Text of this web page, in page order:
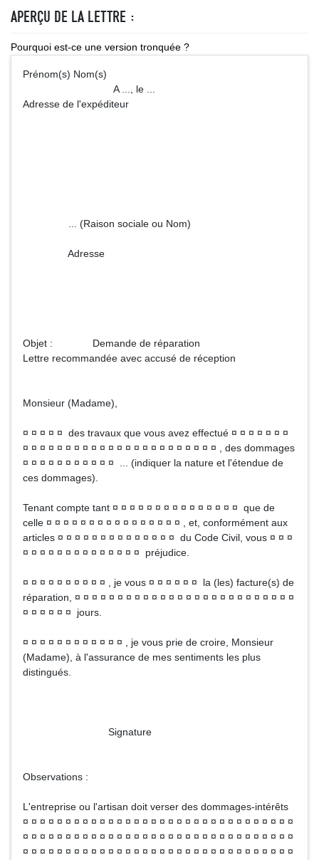
APERÇU DE LA LETTRE :
Pourquoi est-ce une version tronquée ?
Prénom(s) Nom(s)
A ..., le ...
Adresse de l'expéditeur
... (Raison sociale ou Nom)
Adresse
Objet : Demande de réparation
Lettre recommandée avec accusé de réception
Monsieur (Madame),
¤ ¤ ¤ ¤ ¤ des travaux que vous avez effectué ¤ ¤ ¤ ¤ ¤ ¤ ¤
¤ ¤ ¤ ¤ ¤ ¤ ¤ ¤ ¤ ¤ ¤ ¤ ¤ ¤ ¤ ¤ ¤ ¤ ¤ ¤ ¤ ¤ ¤ , des dommages
¤ ¤ ¤ ¤ ¤ ¤ ¤ ¤ ¤ ¤ ¤ ... (indiquer la nature et l'étendue de
ces dommages).
Tenant compte tant ¤ ¤ ¤ ¤ ¤ ¤ ¤ ¤ ¤ ¤ ¤ ¤ ¤ ¤ ¤ que de
celle ¤ ¤ ¤ ¤ ¤ ¤ ¤ ¤ ¤ ¤ ¤ ¤ ¤ ¤ ¤ ¤ , et, conformément aux
articles ¤ ¤ ¤ ¤ ¤ ¤ ¤ ¤ ¤ ¤ ¤ ¤ ¤ ¤ du Code Civil, vous ¤ ¤ ¤
¤ ¤ ¤ ¤ ¤ ¤ ¤ ¤ ¤ ¤ ¤ ¤ ¤ ¤ préjudice.
¤ ¤ ¤ ¤ ¤ ¤ ¤ ¤ ¤ ¤ , je vous ¤ ¤ ¤ ¤ ¤ ¤ la (les) facture(s) de
réparation, ¤ ¤ ¤ ¤ ¤ ¤ ¤ ¤ ¤ ¤ ¤ ¤ ¤ ¤ ¤ ¤ ¤ ¤ ¤ ¤ ¤ ¤ ¤ ¤ ¤ ¤
¤ ¤ ¤ ¤ ¤ ¤ jours.
¤ ¤ ¤ ¤ ¤ ¤ ¤ ¤ ¤ ¤ ¤ ¤ , je vous prie de croire, Monsieur
(Madame), à l'assurance de mes sentiments les plus
distingués.
Signature
Observations :
L'entreprise ou l'artisan doit verser des dommages-intérêts
¤ ¤ ¤ ¤ ¤ ¤ ¤ ¤ ¤ ¤ ¤ ¤ ¤ ¤ ¤ ¤ ¤ ¤ ¤ ¤ ¤ ¤ ¤ ¤ ¤ ¤ ¤ ¤ ¤ ¤ ¤ ¤
¤ ¤ ¤ ¤ ¤ ¤ ¤ ¤ ¤ ¤ ¤ ¤ ¤ ¤ ¤ ¤ ¤ ¤ ¤ ¤ ¤ ¤ ¤ ¤ ¤ ¤ ¤ ¤ ¤ ¤ ¤ ¤
¤ ¤ ¤ ¤ ¤ ¤ ¤ ¤ ¤ ¤ ¤ ¤ ¤ ¤ ¤ ¤ ¤ ¤ ¤ ¤ ¤ ¤ ¤ ¤ ¤ ¤ ¤ ¤ ¤ ¤ ¤ ¤